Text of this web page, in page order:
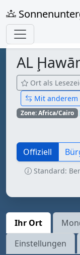
AL
Ort als
Mit anderem
Zone: Africa/Cairo
Offiziell
Standard:
Ihr Ort
Einstellungen